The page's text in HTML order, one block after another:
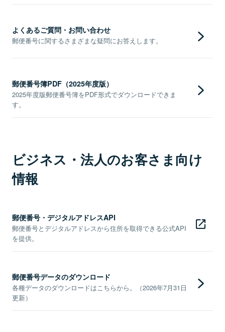
よくあるご質問・お問い合わせ
郵便番号に関するさまざまな疑問にお答えします。
郵便番号簿PDF（2025年度版）
2025年度版郵便番号簿をPDF形式でダウンロードできま
す。
ビジネス・法人のお客さま向け
情報
郵便番号・デジタルアドレスAPI
郵便番号とデジタルアドレスから住所を取得できる公式API
を提供。
郵便番号データのダウンロード
各種データのダウンロードはこちらから。（2026年7月31日
更新）